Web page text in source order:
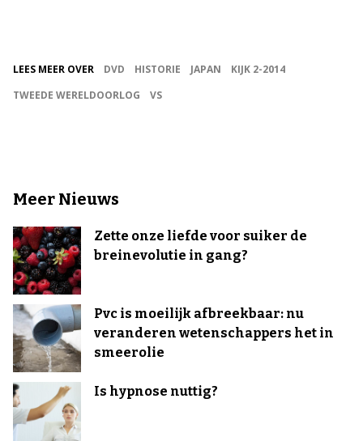
LEES MEER OVER DVD HISTORIE JAPAN
KIJK 2-2014
TWEEDE WERELDOORLOG
VS
Meer Nieuws
Zette onze liefde voor suiker de
breinevolutie in gang?
Pvc is moeilijk afbreekbaar: nu
veranderen wetenschappers het in
smeerolie
Is hypnose nuttig?